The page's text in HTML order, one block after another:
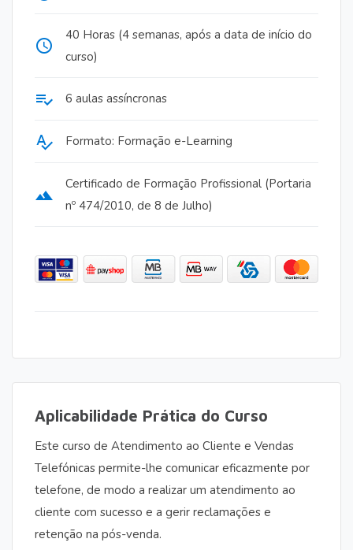
access_time
40 Horas (4 semanas, após a data de início do
curso)
playlist_add_check 6 aulas assíncronas
spellcheck Formato: Formação e-Learning
terrain
Certificado de Formação Profissional (Portaria
nº 474/2010, de 8 de Julho)
Aplicabilidade Prática do Curso
Este curso de Atendimento ao Cliente e Vendas
Telefónicas permite-lhe comunicar eficazmente por
telefone, de modo a realizar um atendimento ao
cliente com sucesso e a gerir reclamações e
retenção na pós-venda.